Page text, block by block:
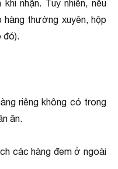
nhận. Tuy nhiên, nếu
thường xuyên, hộp
đó).
riêng không có trong
ăn.
các hàng đem ở ngoài